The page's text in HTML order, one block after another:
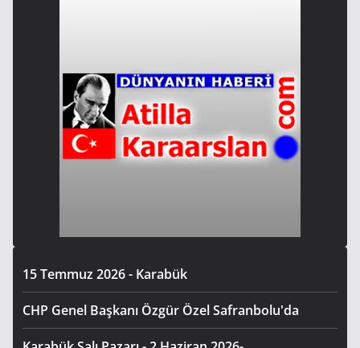
15 Temmuz 2026 - Karabük
CHP Genel Başkanı Özgür Özel Safranbolu'da